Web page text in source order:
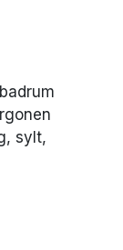
sylt,